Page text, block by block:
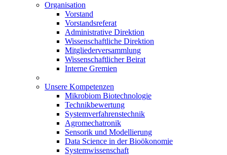
Organisation
Vorstand
Vorstandsreferat
Administrative Direktion
Wissenschaftliche Direktion
Mitgliederversammlung
Wissenschaftlicher Beirat
Interne Gremien
Unsere Kompetenzen
Mikrobiom Biotechnologie
Technikbewertung
Systemverfahrenstechnik
Agromechatronik
Sensorik und Modellierung
Data Science in der Bioökonomie
Systemwissenschaft